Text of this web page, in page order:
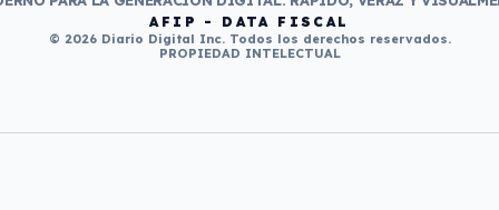
AFIP - DATA FISCAL
© 2026 Diario Digital Inc. Todos los derechos reservados.
PROPIEDAD INTELECTUAL